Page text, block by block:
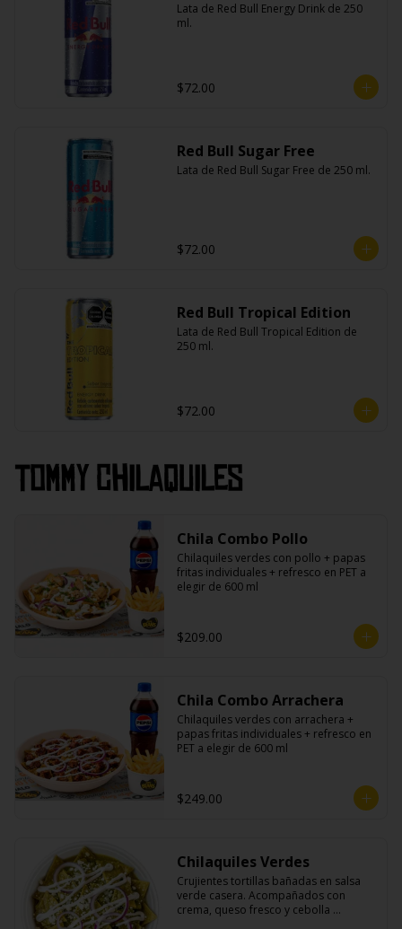
Lata de Red Bull Energy Drink de 250
ml.
$72.00
Red Bull Sugar Free
Lata de Red Bull Sugar Free de 250 ml.
$72.00
Red Bull Tropical Edition
Lata de Red Bull Tropical Edition de
250 ml.
$72.00
Tommy Chilaquiles
Chila Combo Pollo
Chilaquiles verdes con pollo + papas
fritas individuales + refresco en PET a
elegir de 600 ml
$209.00
Chila Combo Arrachera
Chilaquiles verdes con arrachera +
papas fritas individuales + refresco en
PET a elegir de 600 ml
$249.00
Chilaquiles Verdes
Crujientes tortillas bañadas en salsa
verde casera. Acompañados con
crema, queso fresco y cebolla